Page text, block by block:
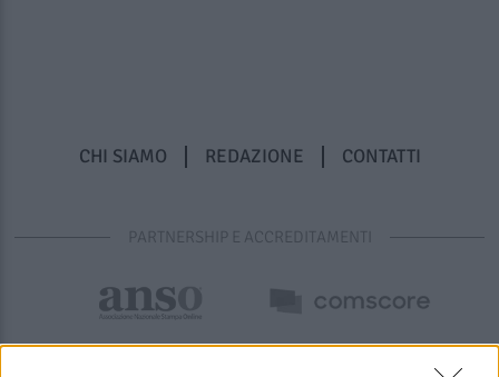
CHI SIAMO REDAZIONE CONTATTI
PARTNERSHIP E ACCREDITAMENTI